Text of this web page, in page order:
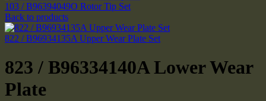
103 / B96394049O Rotor Tip Set
Back to products
822 / B96934135A Upper Wear Plate Set
823 / B96334140A Lower Wear
Plate